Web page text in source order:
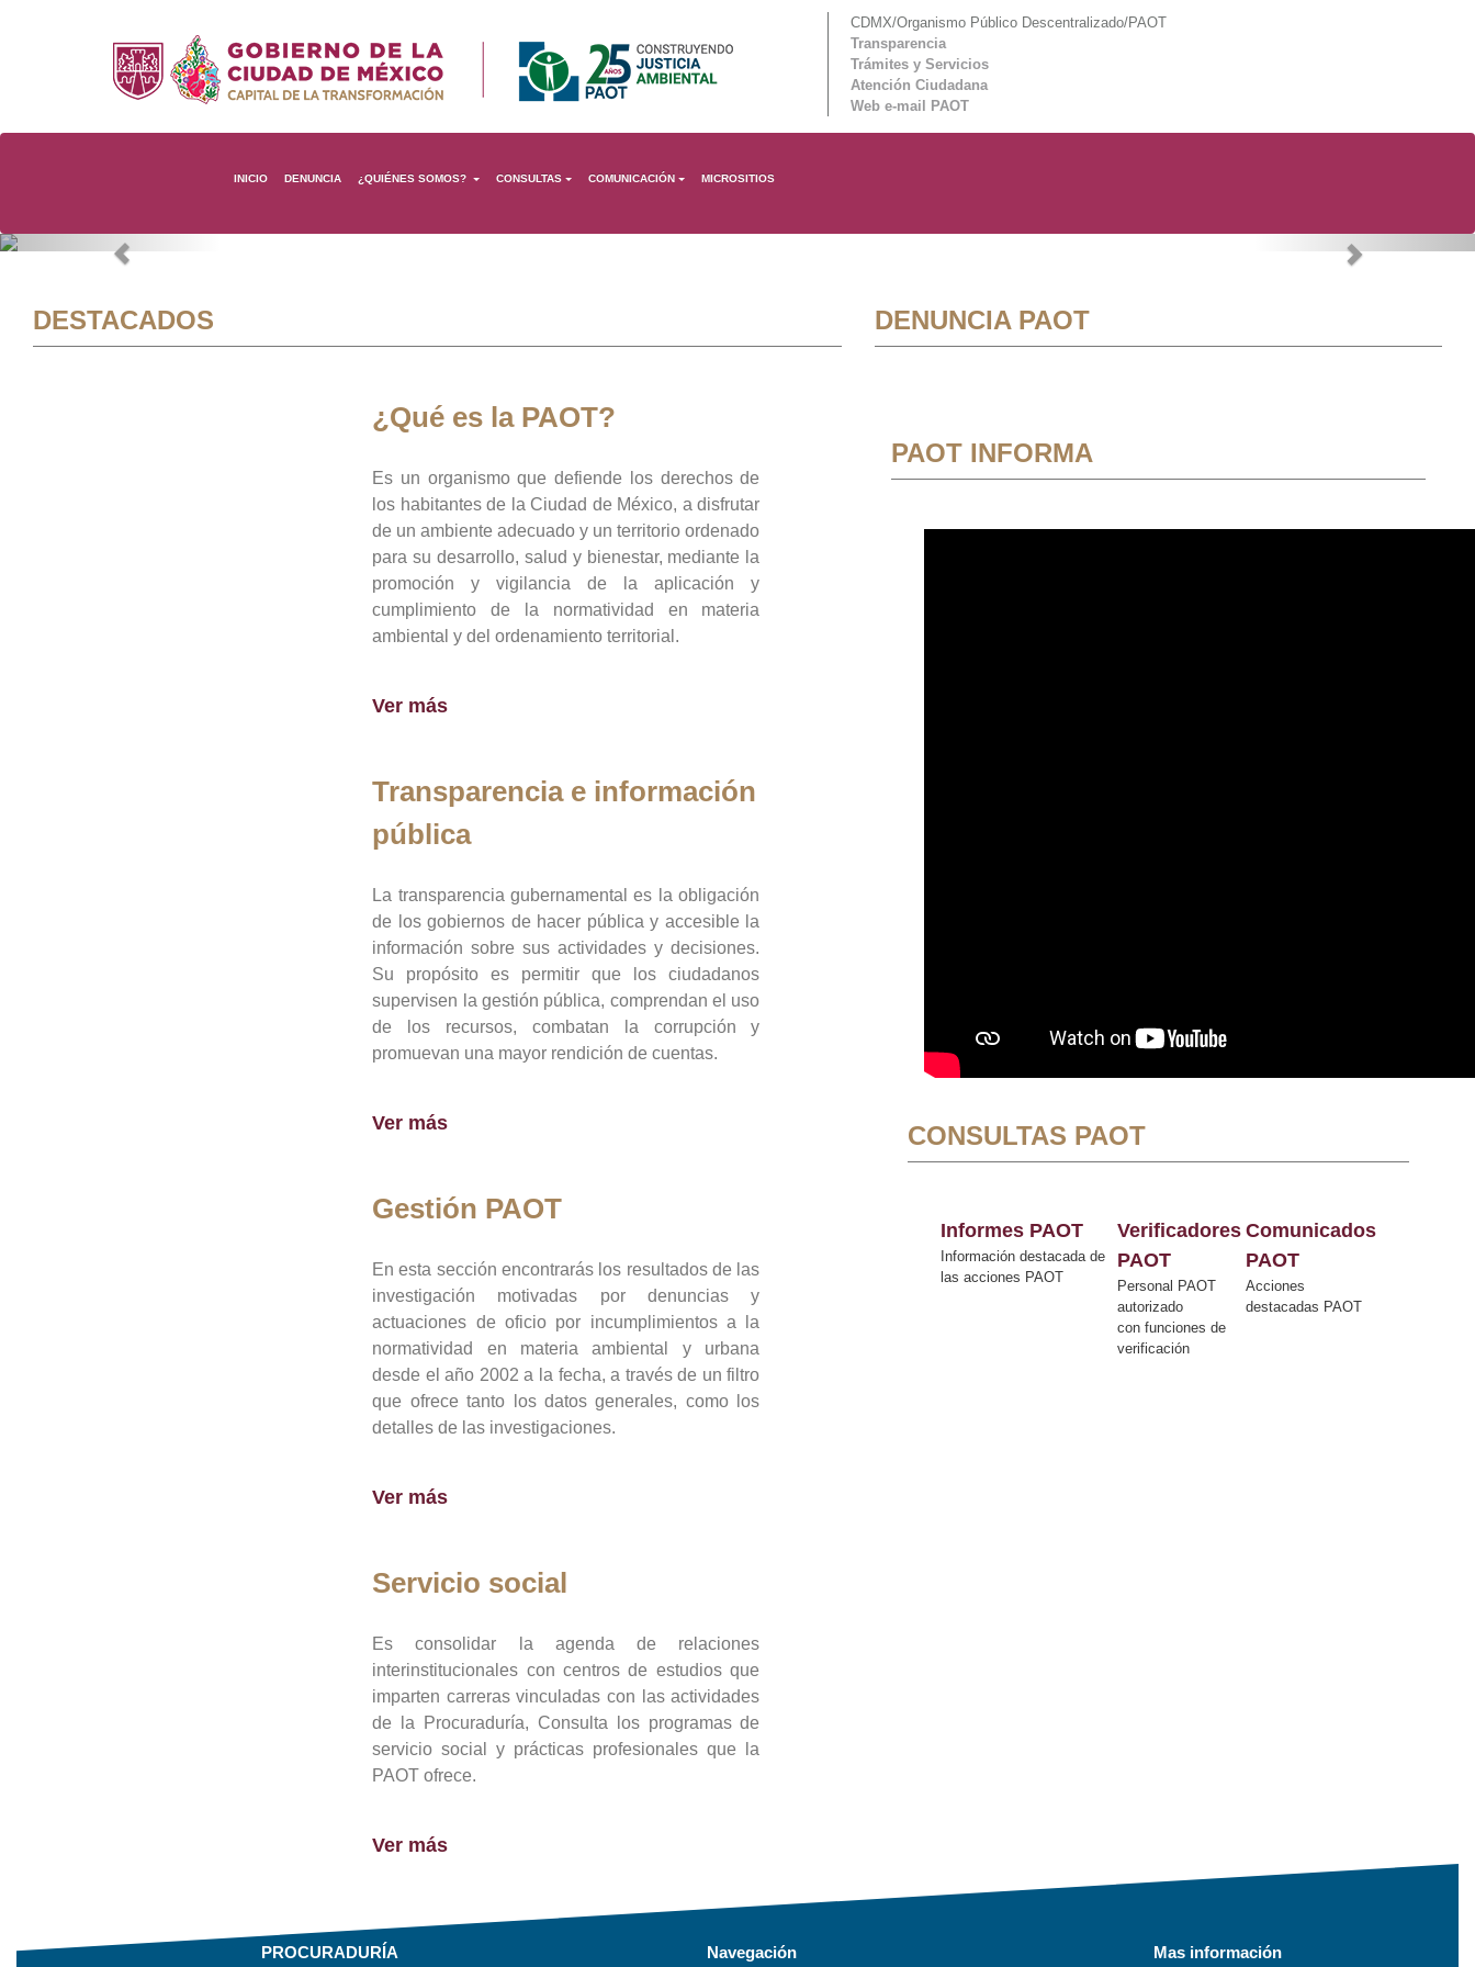
CDMX/Organismo Público Descentralizado/PAOT
Transparencia
Trámites y Servicios
Atención Ciudadana
Web e-mail PAOT
INICIO DENUNCIA ¿QUIÉNES SOMOS? CONSULTAS COMUNICACIÓN MICROSITIOS
Previous Next
DESTACADOS
¿Qué es la PAOT?
Es un organismo que defiende los derechos de
los habitantes de la Ciudad de México, a disfrutar
de un ambiente adecuado y un territorio ordenado
para su desarrollo, salud y bienestar, mediante la
promoción y vigilancia de la aplicación y
cumplimiento de la normatividad en materia
ambiental y del ordenamiento territorial.
Ver más
Transparencia e información
pública
La transparencia gubernamental es la obligación
de los gobiernos de hacer pública y accesible la
información sobre sus actividades y decisiones.
Su propósito es permitir que los ciudadanos
supervisen la gestión pública, comprendan el uso
de los recursos, combatan la corrupción y
promuevan una mayor rendición de cuentas.
Ver más
Gestión PAOT
En esta sección encontrarás los resultados de las
investigación motivadas por denuncias y
actuaciones de oficio por incumplimientos a la
normatividad en materia ambiental y urbana
desde el año 2002 a la fecha, a través de un filtro
que ofrece tanto los datos generales, como los
detalles de las investigaciones.
Ver más
Servicio social
Es consolidar la agenda de relaciones
interinstitucionales con centros de estudios que
imparten carreras vinculadas con las actividades
de la Procuraduría, Consulta los programas de
servicio social y prácticas profesionales que la
PAOT ofrece.
Ver más
DENUNCIA PAOT
PAOT INFORMA
CONSULTAS PAOT
Informes PAOT
Información destacada de
las acciones PAOT
Verificadores
PAOT
Personal PAOT
autorizado
con funciones de
verificación
Comunicados
PAOT
Acciones
destacadas PAOT
PROCURADURÍA Navegación Mas información